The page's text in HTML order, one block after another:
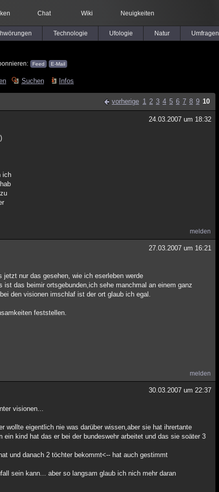
Chat Wiki Neuigkeiten
Technologie Ufologie Natur Umfragen
Feed E-Mail
Suchen Infos
vorherige 1 2 3 4 5 6 7 8 9 10
24.03.2007 um 18:32
ich
melden
27.03.2007 um 16:21
nur das gesehen, wie ich eserleben werde
das beimir ortsgebunden,ich sehe manchmal an einem ganz
den visionen imschlaf ist der ort glaub ich egal.
feststellen.
melden
30.03.2007 um 22:37
visionen...
wollte eigentlich nie was darüber wissen,aber sie hat ihrertante
kind hat das er bei der bundeswehr arbeitet und das sie soäter 3
und danach 2 töchter bekommt<-- hat auch gestimmt
sein kann... aber so langsam glaub ich nich mehr daran